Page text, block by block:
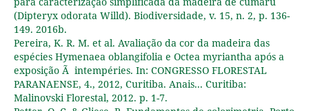
(Dipteryx odorata Willd). Biodiversidade, v. 15, n. 2, p. 136-
149. 2016b.
Pereira, K. R. M. et al. Avaliação da cor da madeira das
espécies Hymenaea oblangifolia e Octea myriantha após a
exposição Ã intempéries. In: CONGRESSO FLORESTAL
PARANAENSE, 4., 2012, Curitiba. Anais... Curitiba:
Malinovski Florestal, 2012. p. 1-7.